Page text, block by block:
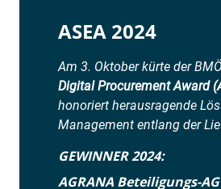
ASEA 2024
Am 3. Oktober kürte der
Digital Procurement Award
honoriert herausragende
Management entlang der
GEWINNER 2024:
AGRANA Beteiligungs-